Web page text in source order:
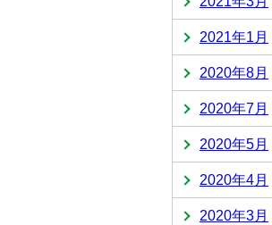
2021年1月
2020年8月
2020年7月
2020年5月
2020年4月
2020年3月